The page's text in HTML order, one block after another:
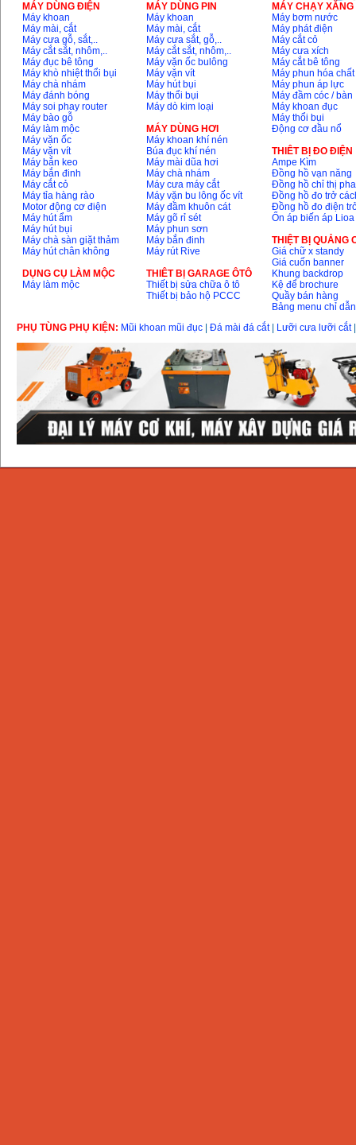
MÁY DÙNG ĐIỆN
Máy khoan
Máy mài, cắt
Máy cưa gỗ, sắt,..
Máy cắt sắt, nhôm,..
Máy đục bê tông
Máy khò nhiệt thổi bụi
Máy chà nhám
Máy đánh bóng
Máy soi phay router
Máy bào gỗ
Máy làm mộc
Máy vặn ốc
Máy vặn vít
Máy bắn keo
Máy bắn đinh
Máy cắt cỏ
Máy tỉa hàng rào
Motor động cơ điện
Máy hút ẩm
Máy hút bụi
Máy chà sàn giặt thảm
Máy hút chân không
DỤNG CỤ LÀM MỘC
Máy làm mộc
MÁY DÙNG PIN
Máy khoan
Máy mài, cắt
Máy cưa sắt, gỗ,..
Máy cắt sắt, nhôm,..
Máy vặn ốc bulông
Máy vặn vít
Máy hút bụi
Máy thổi bụi
Máy dò kim loại
MÁY DÙNG HƠI
Máy khoan khí nén
Búa đục khí nén
Máy mài dũa hơi
Máy chà nhám
Máy cưa máy cắt
Máy vặn bu lông ốc vít
Máy đầm khuôn cát
Máy gõ rỉ sét
Máy phun sơn
Máy bắn đinh
Máy rút Rive
THIÊT BỊ GARAGE ÔTÔ
Thiết bị sửa chữa ô tô
Thiết bị bảo hộ PCCC
MÁY CHẠY
Máy bơm nước
Máy phát điện
Máy cắt cỏ
Máy cưa xích
Máy cắt bê tông
Máy phun hóa chất
Máy phun áp lực
Máy đầm cóc / bàn
Máy khoan đục
Máy thổi bụi
Động cơ đầu nổ
THIÊT BỊ ĐO ĐIỆN
Ampe Kìm
Đồng hồ vạn năng
Đồng hồ chỉ thị pha
Đồng hồ đo trở
Đồng hồ đo điện
Ổn áp biến áp Lioa
THIỆT BỊ QUẢNG
Giá chữ x standy
Giá cuốn banner
Khung backdrop
Kệ để brochure
Quầy bán hàng
Bảng menu chỉ dẫn
PHỤ TÙNG PHỤ KIỆN: Mũi khoan mũi đục Đá mài đá cắt| Lưỡi cưa lưỡi cắt